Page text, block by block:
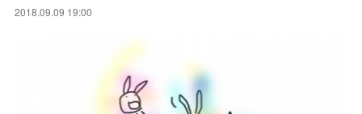
2018.09.09 19:00